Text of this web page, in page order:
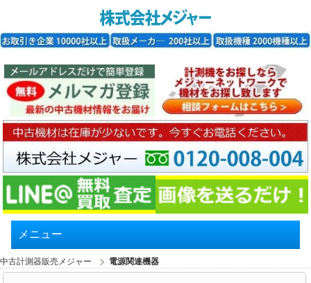
メニュー
中古計測器販売メジャー 電源関連機器